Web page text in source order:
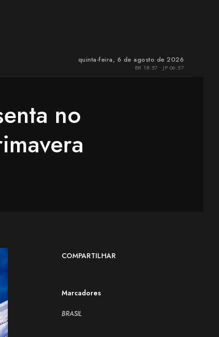
quinta-feira, 6 de agosto de 2026
BR 18:57 • JP 06:57
no
COMPARTILHAR
Marcadores
BRASIL